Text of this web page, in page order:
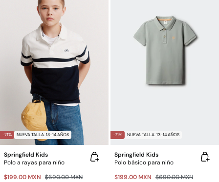
-71% NUEVA TALLA: 13-14 AÑOS
Springfield Kids
Polo a rayas para niño
$199.00 MXN $690.00 MXN
-71% NUEVA TALLA: 13-14 AÑOS
Springfield Kids
Polo básico para niño
$199.00 MXN $690.00 MXN